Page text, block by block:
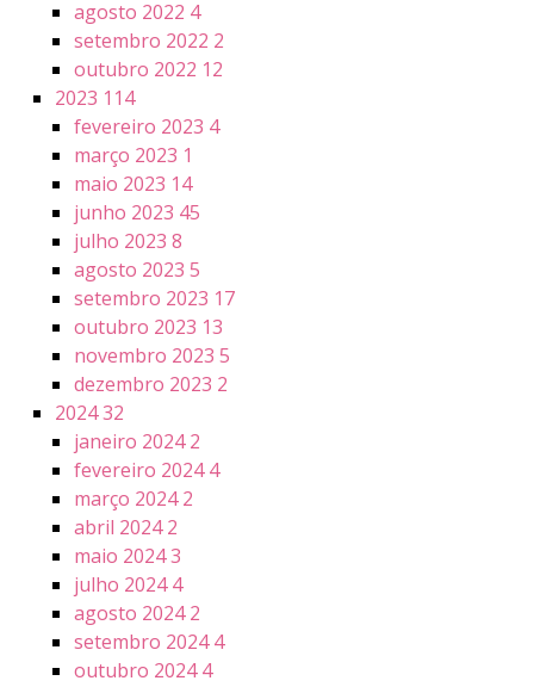
agosto 2022 4
setembro 2022 2
outubro 2022 12
2023 114
fevereiro 2023 4
março 2023 1
maio 2023 14
junho 2023 45
julho 2023 8
agosto 2023 5
setembro 2023 17
outubro 2023 13
novembro 2023 5
dezembro 2023 2
202432
janeiro 20242
fevereiro 20244
março 20242
abril 20242
maio 20243
julho 20244
agosto 20242
setembro 20244
outubro 20244